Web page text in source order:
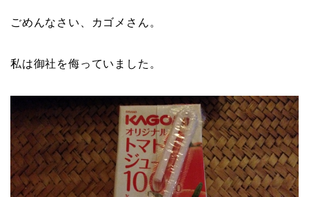
ごめんなさい、カゴメさん。
私は御社を侮っていました。